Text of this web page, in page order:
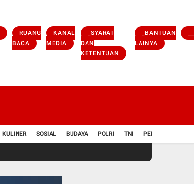
RUANG
BACA
KANAL
MEDIA
_SYARAT
DAN
KETENTUAN
_BANTUAN
LAINYA
KULINER SOSIAL BUDAYA POLRI TNI PENDIDIKAN